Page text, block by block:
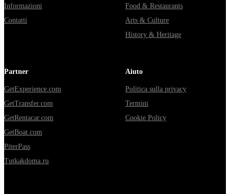
Informazioni
Contatti
Food & Restaurants
Arts & Culture
History & Heritage
Partner
GetExperience.com
GetTransfer.com
GetRentacar.com
GetBoat.com
PiterPass
Tutkakdoma.ru
Aiuto
Politica sulla privacy
Termini
Cookie Policy